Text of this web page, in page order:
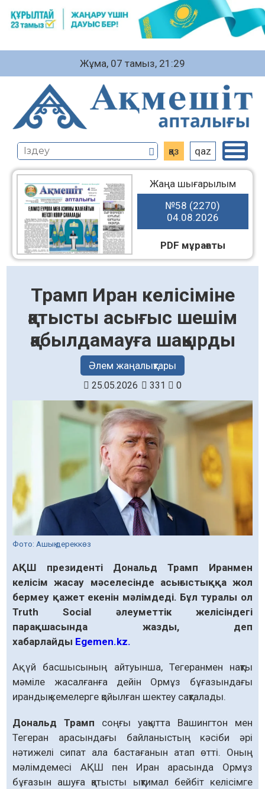
Жұма, 07 тамыз, 21:29
қаз qaz
Жаңа шығарылым
№58 (2270)
04.08.2026
PDF мұрағаты
Трамп Иран келісіміне
қатысты асығыс шешім
қабылдамауға шақырды
Әлем жаңалықтары
25.05.2026 331 0
Фото: Ашық дереккөз
АҚШ президенті Дональд Трамп Иранмен
келісім жасау мәселесінде асығыстыққа жол
бермеу қажет екенін мәлімдеді. Бұл туралы ол
Truth Social әлеуметтік желісіндегі
парақшасында жазды, деп
хабарлайды Egemen.kz.
Ақ үй басшысының айтуынша, Тегеранмен нақты
мәміле жасалғанға дейін Ормұз бұғазындағы
ирандық кемелерге қойылған шектеу сақталады.
Дональд Трамп соңғы уақытта Вашингтон мен
Тегеран арасындағы байланыстың кәсіби әрі
нәтижелі сипат ала бастағанын атап өтті. Оның
мәлімдемесі АҚШ пен Иран арасында Ормұз
бұғазын ашуға қатысты ықтимал бейбіт келісімге